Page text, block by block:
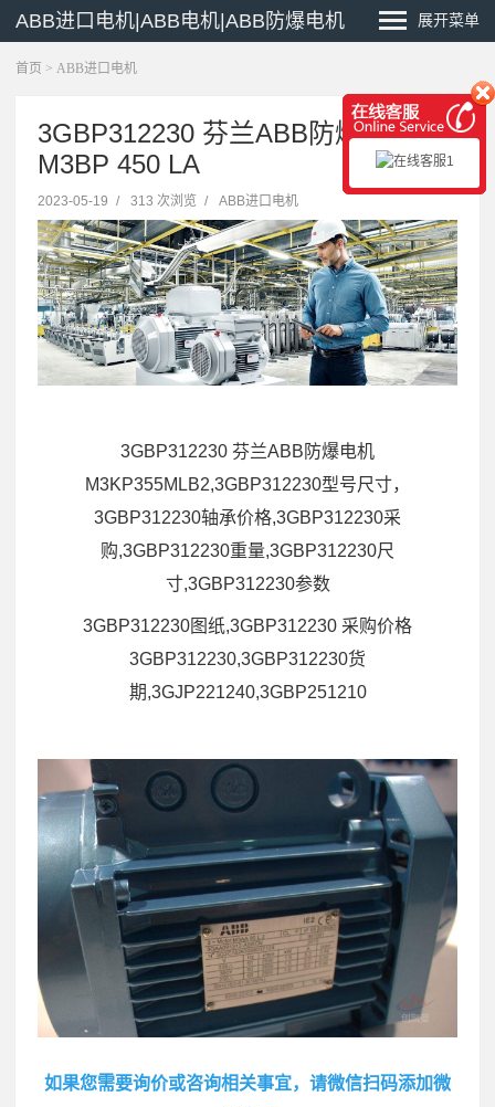
ABB进口电机|ABB电机|ABB防爆电机 展开菜单
首页 > ABB进口电机
3GBP312230 芬兰ABB防爆电机
M3BP 450 LA
2023-05-19 / 313 次浏览 / ABB进口电机
3GBP312230 芬兰ABB防爆电机
M3KP355MLB2,3GBP312230型号尺寸，
3GBP312230轴承价格,3GBP312230采
购,3GBP312230重量,3GBP312230尺
寸,3GBP312230参数
3GBP312230图纸,3GBP312230 采购价格
3GBP312230,3GBP312230货
期,3GJP221240,3GBP251210
如果您需要询价或咨询相关事宜，请微信扫码添加微